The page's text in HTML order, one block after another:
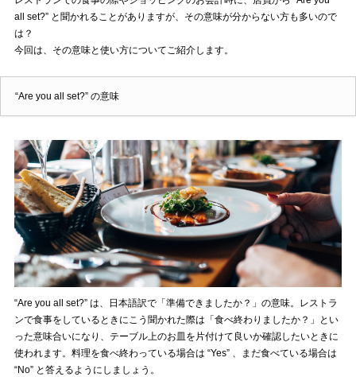
all set?” と聞かれることがありますが、その意味が分からない方も多いので
は？
今回は、その意味と使い方についてご紹介します。
“Are you all set?” の意味
“Are you all set?” は、日本語訳で「準備できましたか？」の意味。レストラ
ンで食事をしているときにこう聞かれた際は「食べ終わりましたか？」とい
った意味合いになり、テーブル上のお皿を片付けて良いか確認したいときに
使われます。料理を食べ終わっている場合は “Yes” 、まだ食べている場合は
“No” と答えるようにしましょう。